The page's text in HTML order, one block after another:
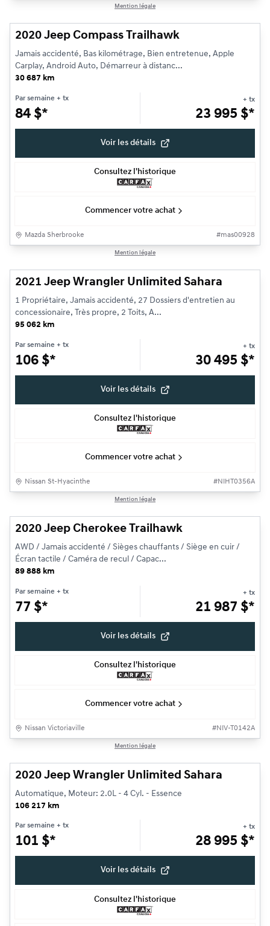
Mention légale
2020 Jeep Compass Trailhawk
Jamais accidenté, Bas kilométrage, Bien entretenue, Apple
Carplay, Android Auto, Démarreur à distanc...
30 687 km
Par semaine + tx
84 $*
+ tx
23 995 $*
Voir les détails
Consultez l'historique
Commencer votre achat
Mazda Sherbrooke #mas00928
Mention légale
2021 Jeep Wrangler Unlimited Sahara
1 Propriétaire, Jamais accidenté, 27 Dossiers d'entretien au
concessionaire, Très propre, 2 Toits, A...
95 062 km
Par semaine + tx
106 $*
+ tx
30 495 $*
Voir les détails
Consultez l'historique
Commencer votre achat
Nissan St-Hyacinthe #NIHT0356A
Mention légale
2020 Jeep Cherokee Trailhawk
AWD / Jamais accidenté / Sièges chauffants / Siège en cuir /
Écran tactile / Caméra de recul / Capac...
89 888 km
Par semaine + tx
77 $*
+ tx
21 987 $*
Voir les détails
Consultez l'historique
Commencer votre achat
Nissan Victoriaville #NIV-T0142A
Mention légale
2020 Jeep Wrangler Unlimited Sahara
Automatique, Moteur: 2.0L - 4 Cyl. - Essence
106 217 km
Par semaine + tx
101 $*
+ tx
28 995 $*
Voir les détails
Consultez l'historique